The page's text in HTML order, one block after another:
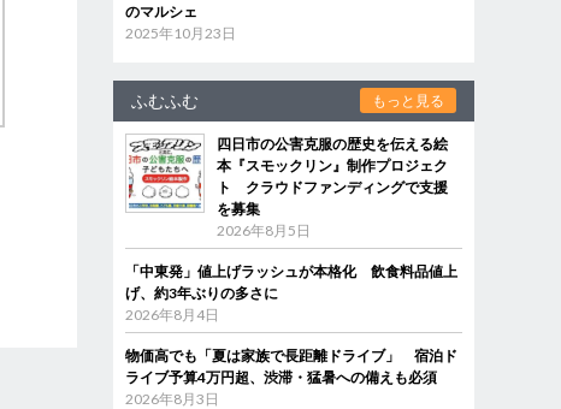
のマルシェ
2025年10月23日
ふむふむ もっと見る
四日市の公害克服の歴史を伝える絵
本『スモックリン』制作プロジェク
ト クラウドファンディングで支援
を募集
2026年8月5日
「中東発」値上げラッシュが本格化 飲食料品値上
げ、約3年ぶりの多さに
2026年8月4日
物価高でも「夏は家族で長距離ドライブ」 宿泊ド
ライブ予算4万円超、渋滞・猛暑への備えも必須
2026年8月3日